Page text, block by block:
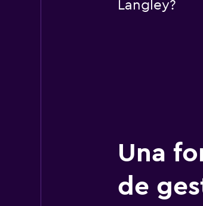
Langley?
Una
de